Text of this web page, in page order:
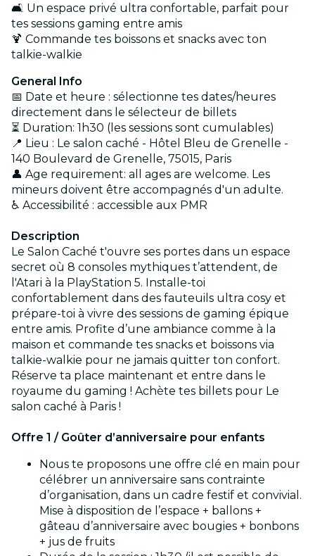
🛋️ Un espace privé ultra confortable, parfait pour
tes sessions gaming entre amis
🍹 Commande tes boissons et snacks avec ton
talkie-walkie
General Info
📅 Date et heure : sélectionne tes dates/heures
directement dans le sélecteur de billets
⏳ Duration: 1h30 (les sessions sont cumulables)
📍 Lieu : Le salon caché - Hôtel Bleu de Grenelle -
140 Boulevard de Grenelle, 75015, Paris
👤 Age requirement: all ages are welcome. Les
mineurs doivent être accompagnés d'un adulte.
♿ Accessibilité : accessible aux PMR
Description
Le Salon Caché t'ouvre ses portes dans un espace
secret où 8 consoles mythiques t’attendent, de
l'Atari à la PlayStation 5. Installe-toi
confortablement dans des fauteuils ultra cosy et
prépare-toi à vivre des sessions de gaming épique
entre amis. Profite d’une ambiance comme à la
maison et commande tes snacks et boissons via
talkie-walkie pour ne jamais quitter ton confort.
Réserve ta place maintenant et entre dans le
royaume du gaming ! Achète tes billets pour Le
salon caché à Paris !
Offre 1 / Goûter d’anniversaire pour enfants
Nous te proposons une offre clé en main pour
célébrer un anniversaire sans contrainte
d’organisation, dans un cadre festif et convivial.
Mise à disposition de l’espace + ballons +
gâteau d’anniversaire avec bougies + bonbons
+ jus de fruits